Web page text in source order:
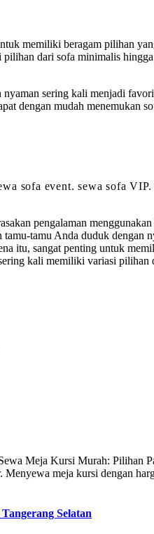
memiliki beragam pilihan
dari sofa minimalis
sering kali menjadi
dengan mudah menemukan
sofa event. sewa sofa
pengalaman
tamu Anda duduk
itu, sangat penting untuk
kali memiliki variasi
Meja Kursi Murah: Pilihan
meja kursi dengan
Selatan